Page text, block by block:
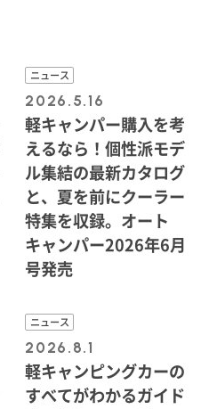
ニュース
2026.5.16
軽キャンパー購入を考
えるなら！個性派モデ
ル集結の最新カタログ
と、夏を前にクーラー
特集を収録。オート
キャンパー2026年6月
号発売
ニュース
2026.8.1
軽キャンピングカーの
すべてがわかるガイド